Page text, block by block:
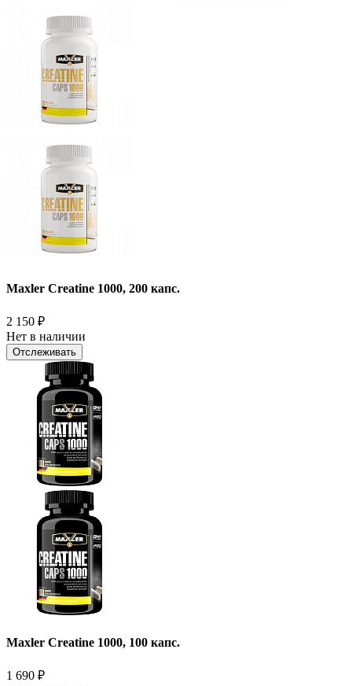
Maxler Creatine 1000, 200 капс.
2 150 ₽
Нет в наличии
Отслеживать
Maxler Creatine 1000, 100 капс.
1 690 ₽